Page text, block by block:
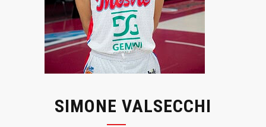
SIMONE VALSECCHI